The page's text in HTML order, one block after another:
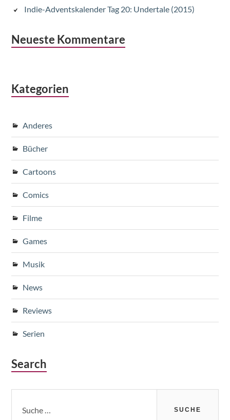
Indie-Adventskalender Tag 20: Undertale (2015)
Neueste Kommentare
Kategorien
Anderes
Bücher
Cartoons
Comics
Filme
Games
Musik
News
Reviews
Serien
Search
nach: